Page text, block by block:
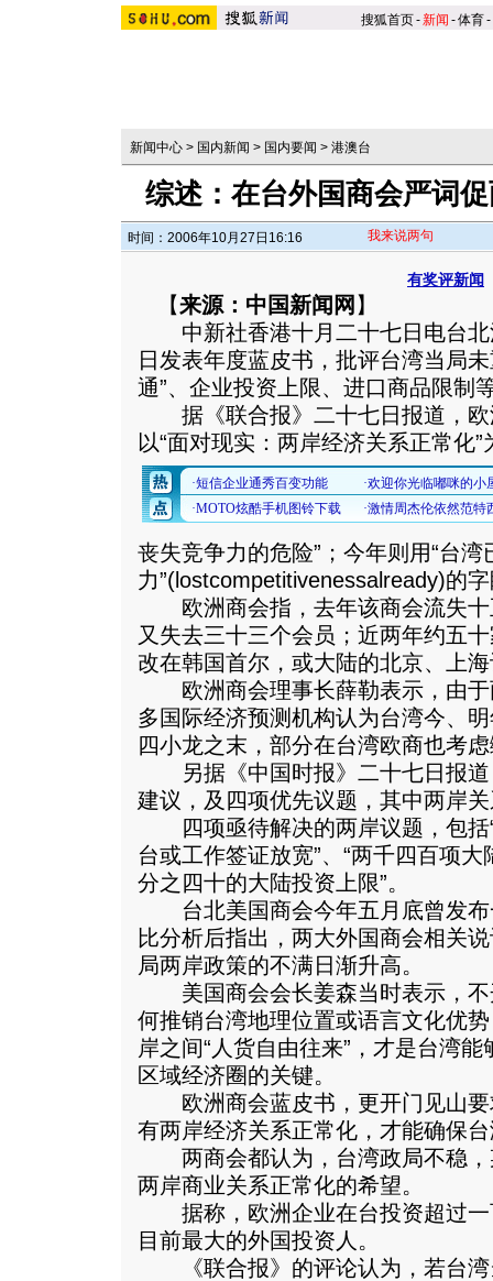
搜狐首页-新闻 -体育-
新闻中心 > 国内新闻 > 国内要闻 > 港澳台
综述：在台外国商会严词
时间：2006年10月27日16:16 我来说两句
有奖评新闻
【来源：中国新闻网 】
中新社香港十月二十七日电台北
日发表年度蓝皮书，批评台湾当局
通”、企业投资上限、进口商品限制
据《联合报》二十七日报道，欧
以“面对现实：两岸经济关系正常化”
丧失竞争力的危险”；今年则用“台湾
力”(lostcompetitivenessalready)的
欧洲商会指，去年该商会流失十
又失去三十三个会员；近两年约五
改在韩国首尔，或大陆的北京、上
欧洲商会理事长薛勒表示，由于
多国际经济预测机构认为台湾今、
四小龙之末，部分在台湾欧商也考
另据《中国时报》二十七日报道
建议，及四项优先议题，其中两岸
四项亟待解决的两岸议题，包括“
台或工作签证放宽”、“两千四百项大
分之四十的大陆投资上限”。
台北美国商会今年五月底曾发布
比分析后指出，两大外国商会相关
局两岸政策的不满日渐升高。
美国商会会长姜森当时表示，不
何推销台湾地理位置或语言文化优
岸之间“人货自由往来”，才是台湾
区域经济圈的关键。
欧洲商会蓝皮书，更开门见山要
有两岸经济关系正常化，才能确保
两商会都认为，台湾政局不稳，
两岸商业关系正常化的希望。
据称，欧洲企业在台投资超过一
目前最大的外国投资人。
《联合报》的评论认为，若台湾